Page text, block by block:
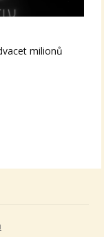
milionů